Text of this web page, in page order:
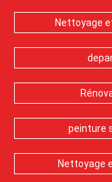
Nettoyage
peinture
Nettoyage